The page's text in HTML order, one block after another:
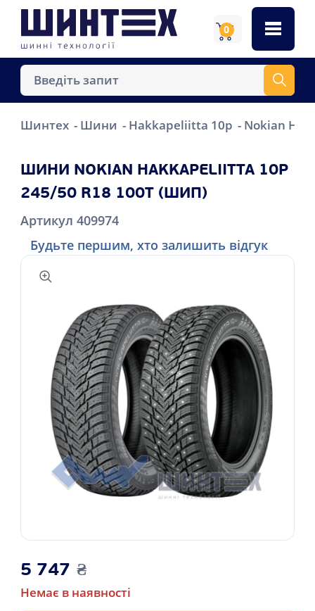
0
Шинтех Шини Hakkapeliitta 10p Nokian
ШИНИ NOKIAN HAKKAPELIITTA 10P
245/50 R18 100T (ШИП)
Артикул 409974
Будьте першим, хто залишить відгук
5 747 ₴
Немає в наявності